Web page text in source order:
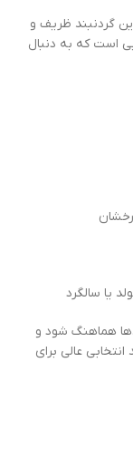
گردنبند ظریف و
است که به دنبال
یا سالگرد
هماهنگ شود و
عالی برای